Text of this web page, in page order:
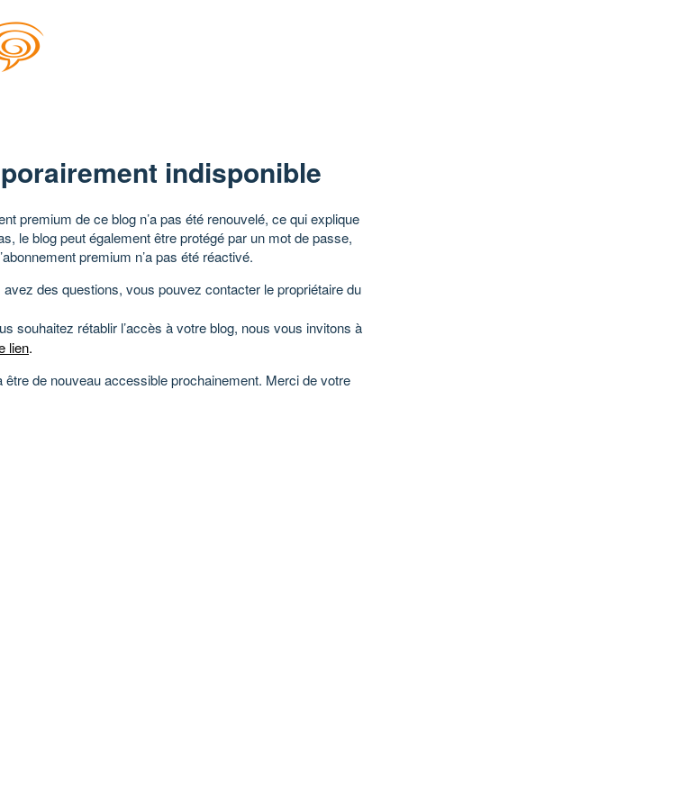
indisponible
premium de ce blog n’a pas été renouvelé, ce qui explique
le blog peut également être protégé par un mot de passe,
premium n’a pas été réactivé.
avez des questions, vous pouvez contacter le propriétaire du
souhaitez rétablir l’accès à votre blog, nous vous invitons à
lien.
de nouveau accessible prochainement. Merci de votre